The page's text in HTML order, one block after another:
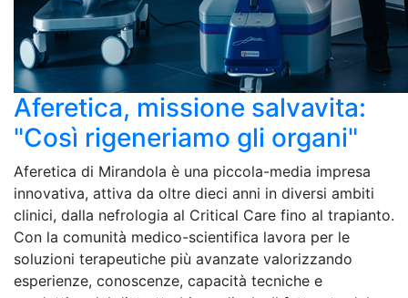
Aferetica, missione salvavita:
"Così rigeneriamo gli organi"
Aferetica di Mirandola è una piccola-media impresa
innovativa, attiva da oltre dieci anni in diversi ambiti
clinici, dalla nefrologia al Critical Care fino al trapianto.
Con la comunità medico-scientifica lavora per le
soluzioni terapeutiche più avanzate valorizzando
esperienze, conoscenze, capacità tecniche e